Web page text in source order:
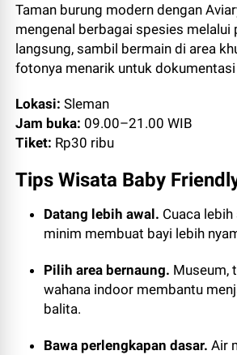
Taman burung modern dengan
mengenal berbagai spesies melalui
langsung, sambil bermain di area
fotonya menarik untuk
Lokasi: Sleman
Jam buka: 09.00–21.00 WIB
Tiket: Rp30 ribu
Tips Wisata Baby
Datang lebih awal. Cuaca
minim membuat bayi lebih
Pilih area bernaung. Museum,
wahana indoor membantu
balita.
Bawa perlengkapan dasar. Air